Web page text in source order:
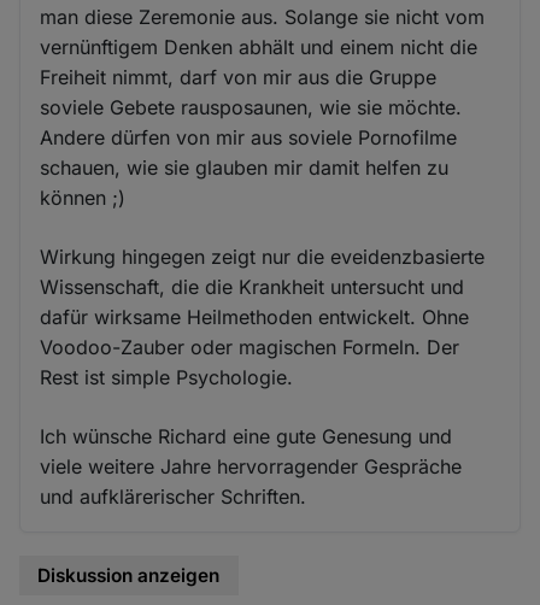
man diese Zeremonie aus. Solange sie nicht vom
vernünftigem Denken abhält und einem nicht die
Freiheit nimmt, darf von mir aus die Gruppe
soviele Gebete rausposaunen, wie sie möchte.
Andere dürfen von mir aus soviele Pornofilme
schauen, wie sie glauben mir damit helfen zu
können ;)
Wirkung hingegen zeigt nur die eveidenzbasierte
Wissenschaft, die die Krankheit untersucht und
dafür wirksame Heilmethoden entwickelt. Ohne
Voodoo-Zauber oder magischen Formeln. Der
Rest ist simple Psychologie.
Ich wünsche Richard eine gute Genesung und
viele weitere Jahre hervorragender Gespräche
und aufklärerischer Schriften.
Diskussion anzeigen